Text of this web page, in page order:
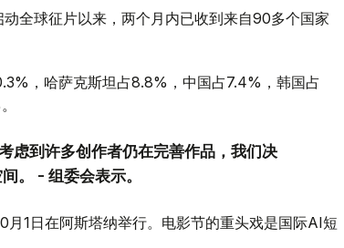
全球征片以来，两个月内已收到来自90多个国家
，哈萨克斯坦占8.8%，中国占7.4%，韩国占
虑到许多创作者仍在完善作品，我们决
。 - 组委会表示。
1日在阿斯塔纳举行。电影节的重头戏是国际AI短